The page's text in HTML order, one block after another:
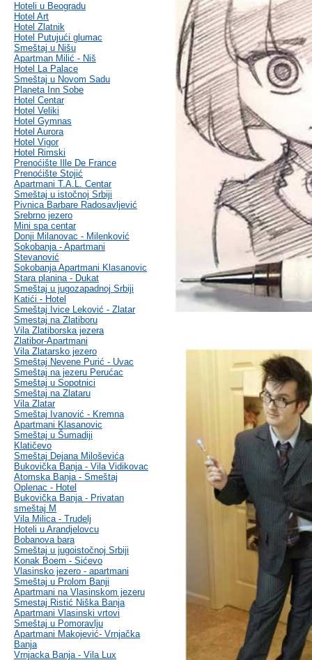
Hoteli u Beogradu
Hotel Art
Hotel Zlatnik
Hotel Putujući glumac
Smeštaj u Nišu
Apartman Milić - Niš
Hotel La Palace
Smeštaj u Novom Sadu
Planeta Inn Sobe
Hotel Centar
Hotel Veliki
Hotel Gymnas
Hotel Aurora
Hotel Vigor
Hotel Rimski
Prenoćište Ille De France
Prenoćište Stojić
Apartmani T.A.L. Centar
Smeštaj u istočnoj Srbiji
Pivnica Barbare Radosavljević
Srebrno jezero
Mini spa centar
Donji Milanovac - Milenković
Sokobanja - Apartmani
Stevanović
Sokobanja Apartmani Klasanovic
Stara planina - Dukat
Smeštaj u jugozapadnoj Srbiji
Katići - Hotel
Smeštaj Ivice Leković - Zlatar
Smestaj na Zlatiboru
Vila Zlatiborska jezera
Zlatibor-Apartmani
Vila Zlatarsko jezero
Smeštaj Nevene Purić - Uvac
Smeštaj na jezeru Perućac
Smeštaj u Sopotnici
Smeštaj na Zlataru
Vila Zlatar
Smeštaj Ivanović - Kremna
Apartmani Klasanovic
Smeštaj u Šumadiji
Klatičevo
Smeštaj Dejana Miloševića
Bukovička Banja - Vila Vidikovac
Atomska Banja - Smeštaj
Oplenac - Hotel
Bukovička Banja - Privatan
smeštaj M
Vila Milica - Trudelj
Hoteli u Arandjelovcu
Bobanova bara
Smeštaj u jugoistočnoj Srbiji
Konak Boem - Sićevo
Vlasinsko jezero - apartmani
Smeštaj u Prolom Banji
Apartmani na Vlasinskom jezeru
Smestaj Ristić Niška Banja
Apartmani Vlasinski vrtovi
Smeštaj u Pomoravlju
Apartmani Makojević- Vrnjačka
Banja
Vrnjacka Banja - Vila Lux